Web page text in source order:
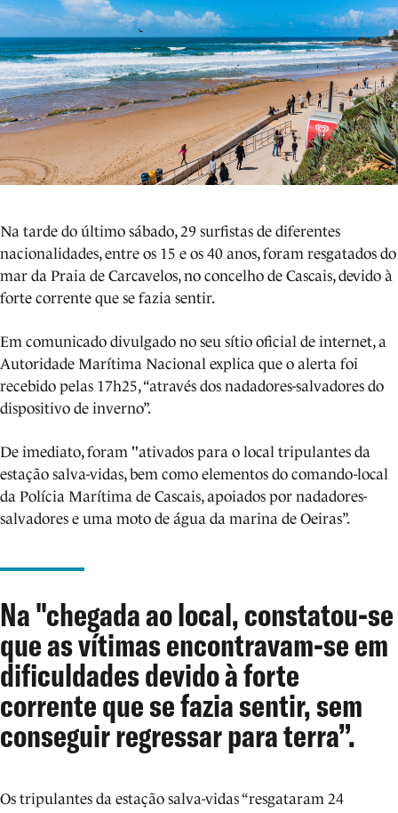
Na tarde do último sábado, 29 surfistas de diferentes
nacionalidades, entre os 15 e os 40 anos, foram resgatados do
mar da Praia de Carcavelos, no concelho de Cascais, devido à
forte corrente que se fazia sentir.
Em comunicado divulgado no seu sítio oficial de internet, a
Autoridade Marítima Nacional explica que o alerta foi
recebido pelas 17h25, “através dos nadadores-salvadores do
dispositivo de inverno”.
De imediato, foram "ativados para o local tripulantes da
estação salva-vidas, bem como elementos do comando-local
da Polícia Marítima de Cascais, apoiados por nadadores-
salvadores e uma moto de água da marina de Oeiras”.
Na "chegada ao local, constatou-se
que as vítimas encontravam-se em
dificuldades devido à forte
corrente que se fazia sentir, sem
conseguir regressar para terra”.
Os tripulantes da estação salva-vidas “resgataram 24